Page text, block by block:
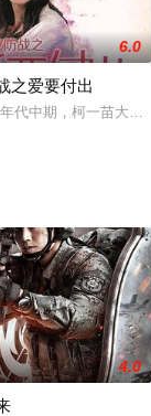
而在这个过程中，凤
恩仇、相爱相杀的
6.0
之爱要付出
年代中期，柯一苗大
4.0